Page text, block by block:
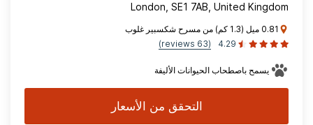
London, SE1 7AB, United Kingdom
0.81 ميل (1.3 كم) من مسرح شكسبير غلوب
4.29
(63 reviews)
يسمح باصطحاب الحيوانات الأليفة
التحقق من الأسعار